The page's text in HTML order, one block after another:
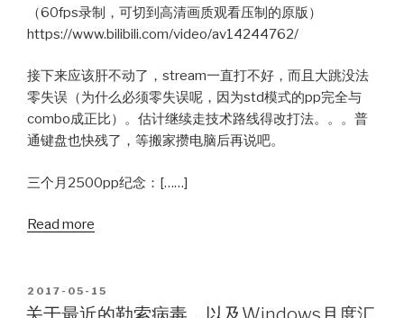
（60fps录制，可切到高清画质观看压制的原版）
https://www.bilibili.com/video/av14244762/
接下来应该肝不动了，stream一直打不好，而且大跳没法
零失误（为什么必须零失误呢，因为std模式的pp完全与
combo成正比）。估计继续走技术路线得改打法。。。普
通键盘也快残了，等搬家攒电脑后再说吧。
三个月2500pp纪念：[……]
Read more
POSTED
ON
2017-05-15